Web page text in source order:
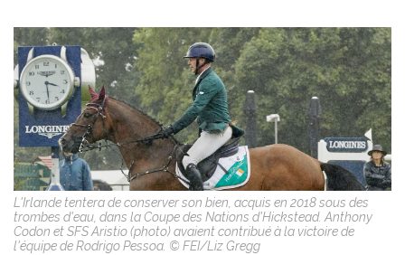
L'Irlande tentera de conserver son bien, acquis en 2018 sous des
trombes d'eau, dans la Coupe des Nations d'Hickstead. Anthony
Codon et SFS Aristio (photo) avaient contribué à la victoire de
l'équipe de Rodrigo Pessoa. © FEI/Liz Gregg